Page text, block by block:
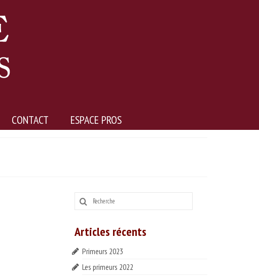
CONTACT ESPACE PROS
Rechercher
:
Articles récents
Primeurs 2023
Les primeurs 2022